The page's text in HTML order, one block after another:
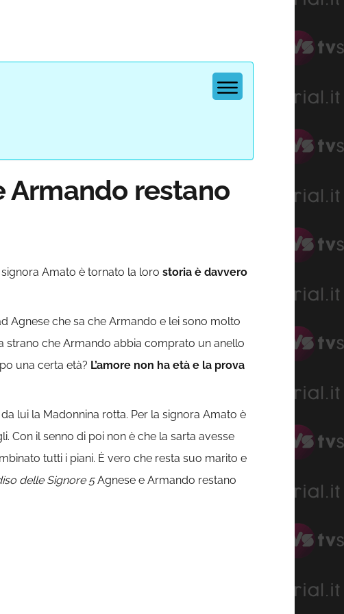
Armando restano
Amato è tornato la loro storia è davvero
Agnese che sa che Armando e lei sono molto
strano che Armando abbia comprato un anello
una certa età? L’amore non ha età e la prova
lui la Madonnina rotta. Per la signora Amato è
Con il senno di poi non è che la sarta avesse
tutti i piani. È vero che resta suo marito e
delle Signore 5Agnese e Armando restano